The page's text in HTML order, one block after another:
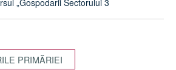
PRIMĂRIEI